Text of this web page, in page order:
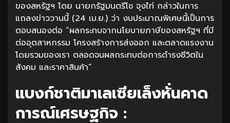
ของสหรัฐฯ โดย นายกรัฐมนตรีโช จุงไท่ กล่าวในการ
แถลงข่าววานนี้ (24 เม.ย.) ว่า งบประมาณพิเศษนี้เป็นการ
ตอบสนองต่อ “ผลกระทบจากนโยบายภาษีของสหรัฐฯ ที่มี
ต่ออุตสาหกรรม โครงสร้างการส่งออก และตลาดแรงงาน
โดยรวมของเรา ตลอดจนผลกระทบต่อการดำรงชีวิตใน
สังคม และราคาสินค้า”
แบงก์ชาติมาเลเซียเล็งหั่นคาด
การณ์เศรษฐกิจ :